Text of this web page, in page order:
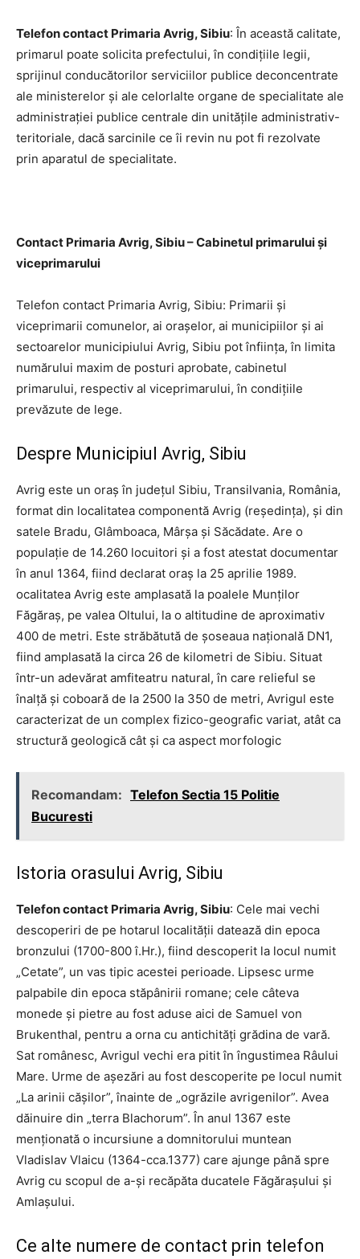
Telefon contact Primaria Avrig, Sibiu: În această calitate,
primarul poate solicita prefectului, în condiţiile legii,
sprijinul conducătorilor serviciilor publice deconcentrate
ale ministerelor şi ale celorlalte organe de specialitate ale
administraţiei publice centrale din unităţile administrativ-
teritoriale, dacă sarcinile ce îi revin nu pot fi rezolvate
prin aparatul de specialitate.
Contact Primaria Avrig, Sibiu – Cabinetul primarului şi
viceprimarului
Telefon contact Primaria Avrig, Sibiu: Primarii şi
viceprimarii comunelor, ai oraşelor, ai municipiilor şi ai
sectoarelor municipiului Avrig, Sibiu pot înfiinţa, în limita
numărului maxim de posturi aprobate, cabinetul
primarului, respectiv al viceprimarului, în condiţiile
prevăzute de lege.
Despre Municipiul Avrig, Sibiu
Avrig este un oraș în județul Sibiu, Transilvania, România,
format din localitatea componentă Avrig (reședința), și din
satele Bradu, Glâmboaca, Mârșa și Săcădate. Are o
populație de 14.260 locuitori și a fost atestat documentar
în anul 1364, fiind declarat oraș la 25 aprilie 1989.
ocalitatea Avrig este amplasată la poalele Munților
Făgăraș, pe valea Oltului, la o altitudine de aproximativ
400 de metri. Este străbătută de șoseaua națională DN1,
fiind amplasată la circa 26 de kilometri de Sibiu. Situat
într-un adevărat amfiteatru natural, în care relieful se
înalță și coboară de la 2500 la 350 de metri, Avrigul este
caracterizat de un complex fizico-geografic variat, atât ca
structură geologică cât și ca aspect morfologic
Recomandam: Telefon Sectia 15 Politie
Bucuresti
Istoria orasului Avrig, Sibiu
Telefon contact Primaria Avrig, Sibiu: Cele mai vechi
descoperiri de pe hotarul localității datează din epoca
bronzului (1700-800 î.Hr.), fiind descoperit la locul numit
„Cetate”, un vas tipic acestei perioade. Lipsesc urme
palpabile din epoca stăpânirii romane; cele câteva
monede și pietre au fost aduse aici de Samuel von
Brukenthal, pentru a orna cu antichități grădina de vară.
Sat românesc, Avrigul vechi era pitit în îngustimea Râului
Mare. Urme de așezări au fost descoperite pe locul numit
„La arinii cășilor”, înainte de „ogrăzile avrigenilor”. Avea
dăinuire din „terra Blachorum”. În anul 1367 este
menționată o incursiune a domnitorului muntean
Vladislav Vlaicu (1364-cca.1377) care ajunge până spre
Avrig cu scopul de a-și recăpăta ducatele Făgărașului și
Amlașului.
Ce alte numere de contact prin telefon